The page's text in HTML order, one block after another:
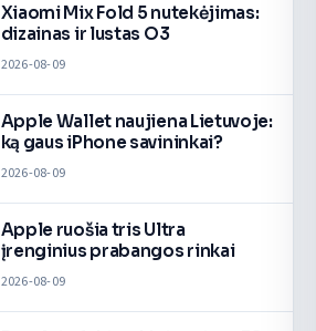
Xiaomi Mix Fold 5 nutekėjimas:
dizainas ir lustas O3
2026-08-09
Apple Wallet naujiena Lietuvoje:
ką gaus iPhone savininkai?
2026-08-09
Apple ruošia tris Ultra
įrenginius prabangos rinkai
2026-08-09